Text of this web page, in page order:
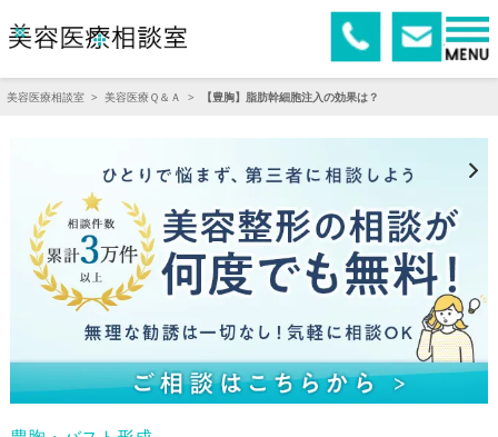
美容医療相談室 > 美容医療Ｑ＆Ａ > 【豊胸】脂肪幹細胞注入の効果は？